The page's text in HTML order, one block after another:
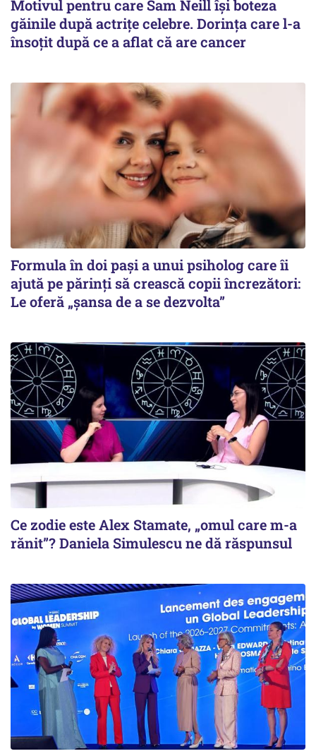
Motivul pentru care Sam Neill își boteza
găinile după actrițe celebre. Dorința care l-a
însoțit după ce a aflat că are cancer
Formula în doi pași a unui psiholog care îi
ajută pe părinți să crească copii încrezători:
Le oferă „șansa de a se dezvolta”
Ce zodie este Alex Stamate, „omul care m-a
rănit”? Daniela Simulescu ne dă răspunsul